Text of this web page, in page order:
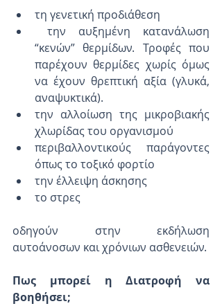
τη γενετική προδιάθεση
“κενών” θερμίδων. Τροφές που
παρέχουν θερμίδες χωρίς όμως
να έχουν θρεπτική αξία (γλυκά,
αναψυκτικά).
την αλλοίωση της μικροβιακής
χλωρίδας του οργανισμού
περιβαλλοντικούς παράγοντες
όπως το τοξικό φορτίο
την έλλειψη άσκησης
το στρες
οδηγούν στην εκδήλωση
αυτοάνοσων και χρόνιων ασθενειών.
Πως μπορεί η Διατροφή να
βοηθήσει;